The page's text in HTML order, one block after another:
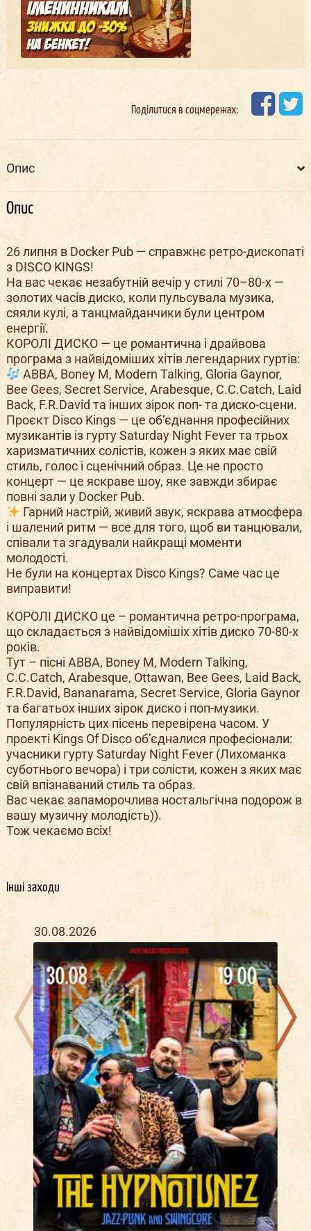
Поділитися в соцмережах:
Опис
Опис
26 липня в Docker Pub — справжнє ретро-дископаті
з DISCO KINGS!
На вас чекає незабутній вечір у стилі 70–80-х —
золотих часів диско, коли пульсувала музика,
сяяли кулі, а танцмайданчики були центром
енергії.
КОРОЛІ ДИСКО — це романтична і драйвова
програма з найвідоміших хітів легендарних гуртів:
ABBA, Boney M, Modern Talking, Gloria Gaynor,
Bee Gees, Secret Service, Arabesque, C.C.Catch, Laid
Back, F.R.David та інших зірок поп- та диско-сцени.
Проєкт Disco Kings — це об’єднання професійних
музикантів із гурту Saturday Night Fever та трьох
харизматичних солістів, кожен з яких має свій
стиль, голос і сценічний образ. Це не просто
концерт — це яскраве шоу, яке завжди збирає
повні зали у Docker Pub.
Гарний настрій, живий звук, яскрава атмосфера
і шалений ритм — все для того, щоб ви танцювали,
співали та згадували найкращі моменти
молодості.
Не були на концертах Disco Kings? Саме час це
виправити!
КОРОЛІ ДИСКО це – романтична ретро-програма,
що складається з найвідомішіх хітів диско 70-80-х
років.
Тут – пісні ABBA, Boney M, Modern Talking,
C.C.Catch, Arabesque, Ottawan, Bee Gees, Laid Back,
F.R.David, Bananarama, Secret Service, Gloria Gaynor
та багатьох інших зірок диско і поп-музики.
Популярність цих пісень перевірена часом. У
проекті Kings Of Disco об’єдналися професіонали:
учасники гурту Saturday Night Fever (Лихоманка
суботнього вечора) і три солісти, кожен з яких має
свій впізнаваний стиль та образ.
Вас чекає запаморочлива ностальгічна подорож в
вашу музичну молодість)).
Тож чекаємо всіх!
Інші заходи
30.08.2026